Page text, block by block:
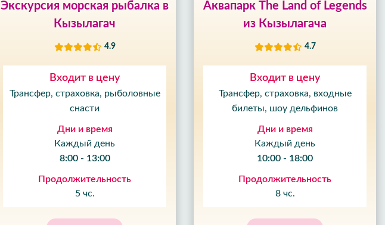
Экскурсия морская рыбалка в
Кызылагач
4.9
Входит в цену
Трансфер, страховка, рыболовные
снасти
Дни и время
Каждый день
8:00 - 13:00
Продолжительность
5 чс.
Аквапарк The Land of Legends
из Кызылагача
4.7
Входит в цену
Трансфер, страховка, входные
билеты, шоу ​​дельфинов
Дни и время
Каждый день
10:00 - 18:00
Продолжительность
8 чс.